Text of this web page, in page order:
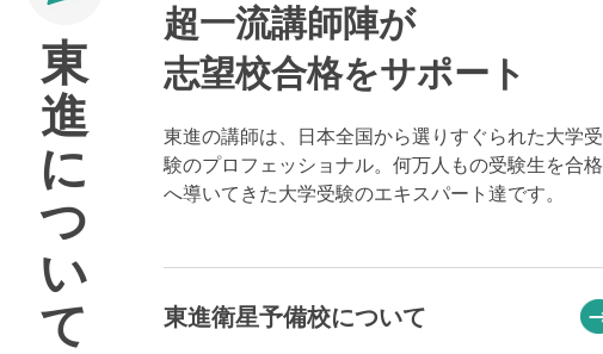
東
進
に
つ
い
て
超一流講師陣が
志望校合格をサポート
東進の講師は、日本全国から選りすぐられた大学受
験のプロフェッショナル。何万人もの受験生を合格
へ導いてきた大学受験のエキスパート達です。
東進衛星予備校について